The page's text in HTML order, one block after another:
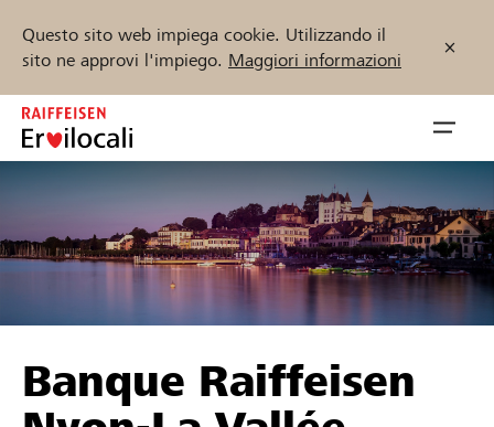
Questo sito web impiega cookie. Utilizzando il
sito ne approvi l'impiego. Maggiori informazioni
Zum
Inhalt
springen
öffnen
Sostenere
Trova progetti e organizzazioni
Inizia ora
Banque Raiffeisen